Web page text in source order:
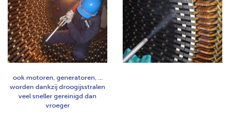
ook motoren, generatoren, ...
worden dankzij droogijsstralen
veel sneller gereinigd dan
vroeger